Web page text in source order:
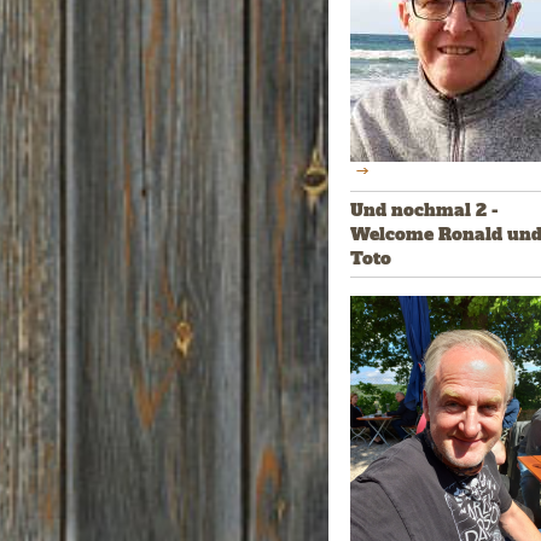
Und nochmal 2 -
Welcome Ronald und
Toto